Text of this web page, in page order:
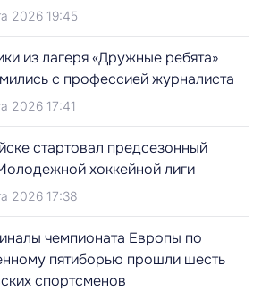
2026 19:45
из лагеря «Дружные ребята»
с профессией журналиста
2026 17:41
стартовал предсезонный
хоккейной лиги
2026 17:38
чемпионата Европы по
пятиборью прошли шесть
спортсменов